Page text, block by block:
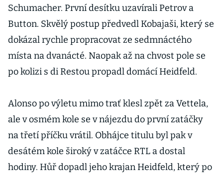
Schumacher. První desítku uzavírali Petrov a
Button. Skvělý postup předvedl Kobajaši, který se
dokázal rychle propracovat ze sedmnáctého
místa na dvanácté. Naopak až na chvost pole se
po kolizi s di Restou propadl domácí Heidfeld.
Alonso po výletu mimo trať klesl zpět za Vettela,
ale v osmém kole se v nájezdu do první zatáčky
na třetí příčku vrátil. Obhájce titulu byl pak v
desátém kole široký v zatáčce RTL a dostal
hodiny. Hůř dopadl jeho krajan Heidfeld, který po